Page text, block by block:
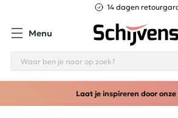
14 dagen
Menu
Laat je inspireren door onze